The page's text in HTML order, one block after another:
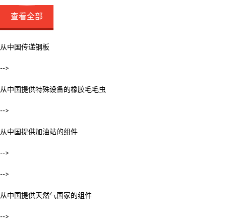
查看全部
从中国传递钢板
-->
从中国提供特殊设备的橡胶毛毛虫
-->
从中国提供加油站的组件
-->
-->
从中国提供天然气国家的组件
-->